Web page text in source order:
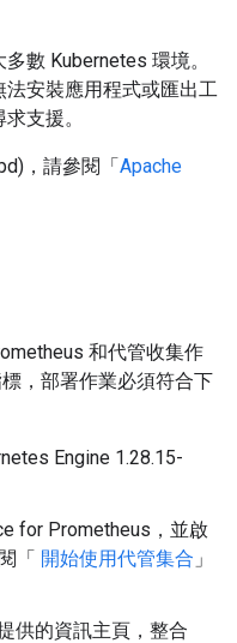
數 Kubernetes 環境。
安裝應用程式或匯出工
支援。
，請參閱「Apache
和代管收集作
，部署作業必須符合下
Engine 1.28.15-
for Prometheus，並啟
「 開始使用代管集合 」
供的資訊主頁，整合